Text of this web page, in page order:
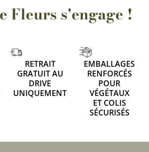
Fleurs s'engage !
RETRAIT
GRATUIT AU
DRIVE
UNIQUEMENT
EMBALLAGES
RENFORCÉS
POUR
VÉGÉTAUX
ET COLIS
SÉCURISÉS